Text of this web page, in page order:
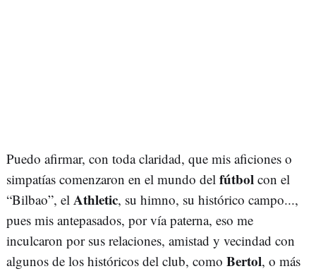
Puedo afirmar, con toda claridad, que mis aficiones o
simpatías comenzaron en el mundo del fútbol con el
“Bilbao”, el Athletic, su himno, su histórico campo...,
pues mis antepasados, por vía paterna, eso me
inculcaron por sus relaciones, amistad y vecindad con
algunos de los históricos del club, como Bertol, o más